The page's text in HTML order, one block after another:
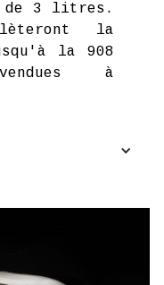
de 3 litres.
la
la 908
à